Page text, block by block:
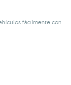
fácilmente con